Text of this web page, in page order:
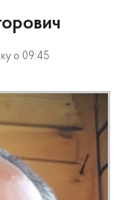
о 09:45